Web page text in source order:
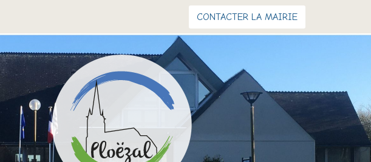
CONTACTER LA MAIRIE